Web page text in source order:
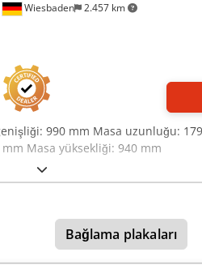
Wiesbaden 2.457 km
990 mm Masa uzunluğu:
Masa yüksekliği: 940 mm
Bağlama plakaları